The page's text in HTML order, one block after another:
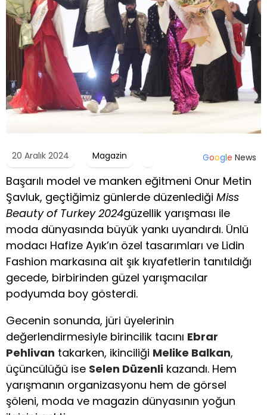
20 Aralık 2024 Magazin Google News
Başarılı model ve manken eğitmeni Onur Metin
Şavluk, geçtiğimiz günlerde düzenlediği Miss
Beauty of Turkey 2024güzellik yarışması ile
moda dünyasında büyük yankı uyandırdı. Ünlü
modacı Hafize Ayık’ın özel tasarımları ve Lidin
Fashion markasına ait şık kıyafetlerin tanıtıldığı
gecede, birbirinden güzel yarışmacılar
podyumda boy gösterdi.
Gecenin sonunda, jüri üyelerinin
değerlendirmesiyle birincilik tacını Ebrar
Pehlivan takarken, ikinciliği Melike Balkan,
üçüncülüğü ise Selen Düzenli kazandı. Hem
yarışmanın organizasyonu hem de görsel
şöleni, moda ve magazin dünyasının yoğun